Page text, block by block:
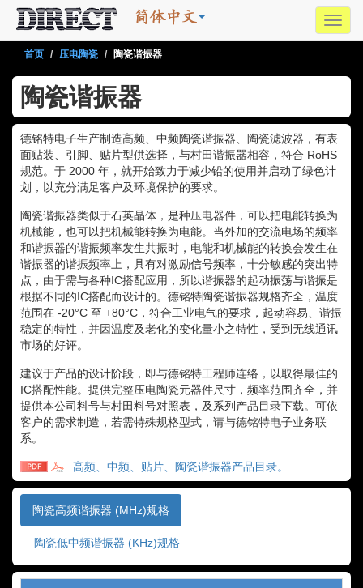
首页 压电陶瓷 陶瓷谐振器
陶瓷谐振器
德铭特电子生产制造高频、中频陶瓷谐振器、陶瓷滤波器，有表
面贴装、引脚、贴片型供选择，与村田谐振器相容，符合 RoHS
规范。于 2000 年，就开始致力于减少铅的使用并启动了绿色计
划，以充分满足客户及环境保护的要求。
陶瓷谐振器类似于石英晶体，是种压电器件，可以把电能转换为
机械能，也可以把机械能转换为电能。当外加的交流电场的频率
和谐振器的谐振频率发生共振时，电能和机械能的转换会发生在
谐振器的谐振频率上，具有对激励信号频率，十分敏感的突出特
点，由于需与各种IC搭配应用，所以谐振器的起动振荡与谐振是
根据不同的IC搭配而设计的。德铭特陶瓷谐振器规格齐全，温度
范围在 -20°C 至 +80°C，符合工业电气的要求，起动容易、谐振
稳定的特性，并因温度及老化的变化量小之特性，受到无线通讯
市场的好评。
建议于产品的设计阶段，即与德铭特工程师连络，以取得最佳的
IC搭配性能。提供完整压电陶瓷元器件尺寸，频率范围齐全，并
提供本公司料号与村田料号对照表，及系列产品目录下载。可依
客户的需求制造，若需特殊规格型式，请与德铭特电子业务联
系。
高频、中频、贴片、陶瓷谐振器产品目录。
陶瓷高频谐振器 (MHz)规格
陶瓷低中频谐振器 (KHz)规格